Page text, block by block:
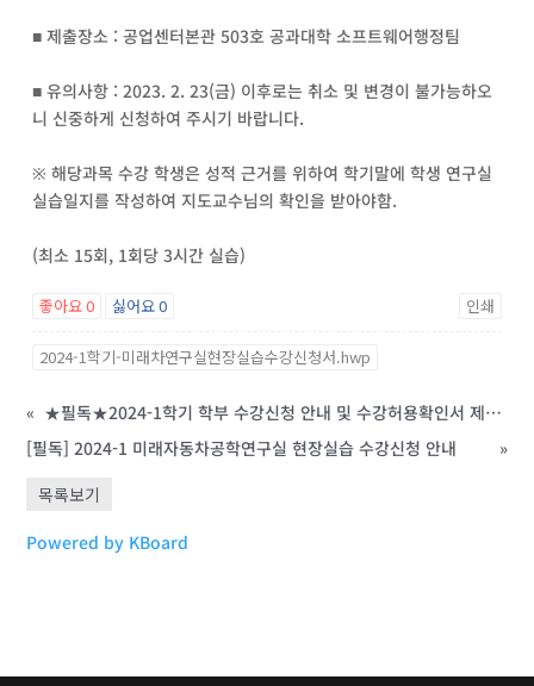
■ 제출장소 : 공업센터본관 503호 공과대학 소프트웨어행정팀
■ 유의사항 : 2023. 2. 23(금) 이후로는 취소 및 변경이 불가능하오
니 신중하게 신청하여 주시기 바랍니다.
※ 해당과목 수강 학생은 성적 근거를 위하여 학기말에 학생 연구실
실습일지를 작성하여 지도교수님의 확인을 받아야함.
(최소 15회, 1회당 3시간 실습)
좋아요0 싫어요0 인쇄
2024-1학기-미래차연구실현장실습수강신청서.hwp
«
★필독★2024-1학기 학부 수강신청 안내 및 수강허용확인서 제출 안내
[필독] 2024-1 미래자동차공학연구실 현장실습 수강신청 안내
»
목록보기
Powered by KBoard